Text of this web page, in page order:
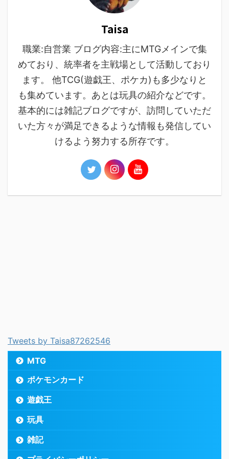
Taisa
職業:自営業 ブログ内容:主にMTGメインで集
めており、統率者を主戦場として活動しており
ます。 他TCG(遊戯王、ポケカ)も多少なりと
も集めています。あとは玩具の紹介などです。
基本的には雑記ブログですが、訪問していただ
いた方々が満足できるような情報も発信してい
けるよう努力する所存です。
Tweets by Taisa87262546
MTG
ポケモンカード
遊戯王
玩具
雑記